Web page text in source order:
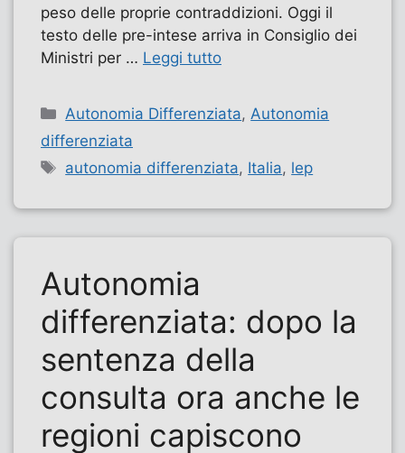
peso delle proprie contraddizioni. Oggi il
testo delle pre-intese arriva in Consiglio dei
Ministri per … Leggi tutto
Categorie
Autonomia Differenziata, Autonomia
differenziata
Tag
autonomia differenziata, Italia, lep
Autonomia
differenziata: dopo la
sentenza della
consulta ora anche le
regioni capiscono